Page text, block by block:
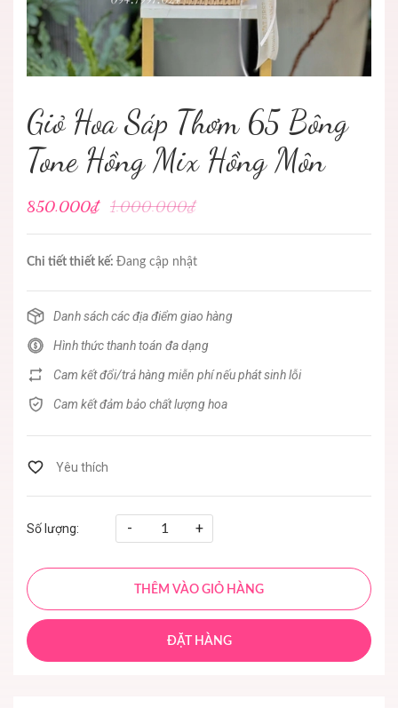
Giỏ Hoa Sáp Thơm 65 Bông
Tone Hồng Mix Hồng Môn
850.000₫ 1.000.000₫
Chi tiết thiết kế: Đang cập nhật
Danh sách các địa điểm giao hàng
Hình thức thanh toán đa dạng
Cam kết đổi/trả hàng miễn phí nếu phát sinh lỗi
Cam kết đảm bảo chất lượng hoa
Số lượng: - +
THÊM VÀO GIỎ HÀNG
ĐẶT HÀNG